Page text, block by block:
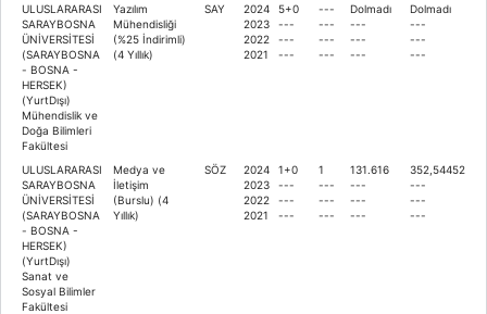
ULUSLARARASI
SARAYBOSNA
ÜNİVERSİTESİ
(SARAYBOSNA
- BOSNA -
HERSEK)
(YurtDışı)
Mühendislik ve
Doğa Bilimleri
Fakültesi
Yazılım
Mühendisliği
(%25 İndirimli)
(4 Yıllık)
SAY
2024
2023
2022
2021
5+0
---
---
---
---
---
---
---
Dolmadı
---
---
---
Dolmadı
---
---
---
ULUSLARARASI
SARAYBOSNA
ÜNİVERSİTESİ
(SARAYBOSNA
- BOSNA -
HERSEK)
(YurtDışı)
Sanat ve
Sosyal Bilimler
Fakültesi
Medya ve
İletişim
(Burslu) (4
Yıllık)
SÖZ
2024
2023
2022
2021
1+0
---
---
---
1
---
---
---
131.616
---
---
---
352,54452
---
---
---